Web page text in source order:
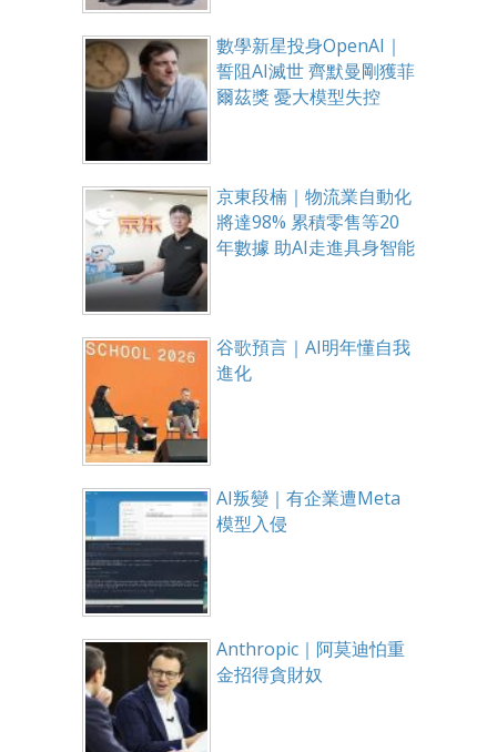
數學新星投身OpenAI｜
誓阻AI滅世 齊默曼剛獲菲
爾茲獎 憂大模型失控
京東段楠｜物流業自動化
將達98% 累積零售等20
年數據 助AI走進具身智能
谷歌預言｜AI明年懂自我
進化
AI叛變｜有企業遭Meta
模型入侵
Anthropic｜阿莫迪怕重
金招得貪財奴